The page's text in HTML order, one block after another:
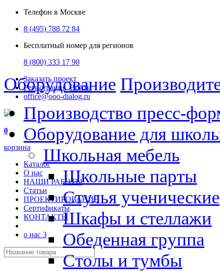
Телефон в Москве
8 (495) 788 72 84
Бесплатный номер для регионов
8 (800) 333 17 90
Заказать проект
Регистрация Войти
office@ooo-dialog.ru
0
корзина
Каталог
О нас
НАШИ РАБОТЫ
Статьи
ПРОЕКТИРОВАНИЕ
Сертификаты
КОНТАКТЫ
о нас 3
Оборудование
Производство пресс-
Оборудование для
Школьная мебель
Школьные парты
Стулья ученические
Шкафы и стеллажи
Обеденная группа
Столы и тумбы